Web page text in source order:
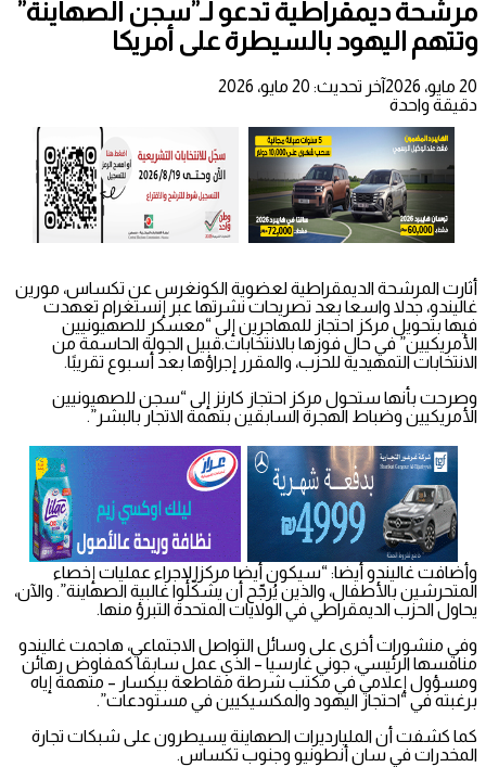
مرشحة ديمقراطية تدعو لـ”سجن الصهاينة”
وتتهم اليهود بالسيطرة على أمريكا
20 مايو، 2026
آخر تحديث: 20 مايو، 2026
دقيقة واحدة
أثارت المرشحة الديمقراطية لعضوية الكونغرس عن تكساس، مورين
غاليندو، جدلا واسعا بعد تصريحات نشرتها عبر إنستغرام تعهدت
فيها بتحويل مركز احتجاز للمهاجرين إلى “معسكر للصهيونيين
الأمريكيين” في حال فوزها بالانتخابات.قبيل الجولة الحاسمة من
الانتخابات التمهيدية للحزب، والمقرر إجراؤها بعد أسبوع تقريبًا.
وصرحت بأنها ستحول مركز احتجاز كارنز إلى “سجن للصهيونيين
الأمريكيين وضباط الهجرة السابقين بتهمة الاتجار بالبشر”.
وأضافت غاليندو أيضا: “سيكون أيضا مركزا لإجراء عمليات إخصاء
المتحرشين بالأطفال، والذين يُرجّح أن يشكّلوا غالبية الصهاينة”. والآن،
يحاول الحزب الديمقراطي في الولايات المتحدة التبرؤ منها.
وفي منشورات أخرى على وسائل التواصل الاجتماعي، هاجمت غاليندو
منافسها الرئيسي، جوني غارسيا – الذي عمل سابقا كمفاوض رهائن
ومسؤول إعلامي في مكتب شرطة مقاطعة بيكسار – متهمة إياه
برغبته في “احتجاز اليهود والمكسيكيين في مستودعات”.
كما كشفت أن المليارديرات الصهاينة يسيطرون على شبكات تجارة
المخدرات في سان أنطونيو وجنوب تكساس.